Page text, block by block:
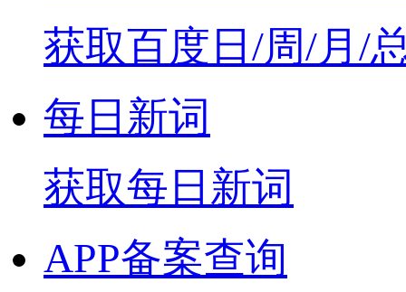
获取百度日/周/月/
每日新词
获取每日新词
APP备案查询